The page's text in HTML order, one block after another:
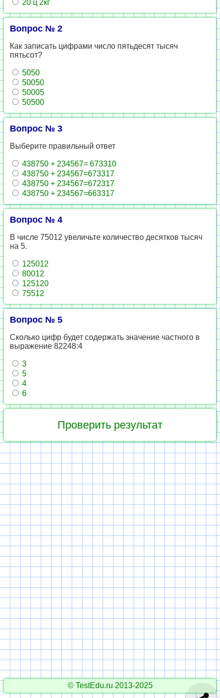
20 ц 2кг
Вопрос № 2
Как записать цифрами число пятьдесят тысяч
пятьсот?
5050
50050
50005
50500
Вопрос № 3
Выберите правильный ответ
438750 + 234567= 673310
438750 + 234567=673317
438750 + 234567=672317
438750 + 234567=663317
Вопрос № 4
В числе 75012 увеличьте количество десятков тысяч
на 5.
125012
80012
125120
75512
Вопрос № 5
Сколько цифр будет содержать значение частного в
выражение 82248:4
3
5
4
6
© TestEdu.ru 2013-2025